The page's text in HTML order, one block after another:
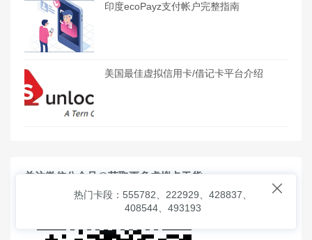
印度ecoPayz支付帐户完整指南
美国最佳虚拟信用卡/借记卡平台介绍
关注微信公众号@获取更多虚拟卡干货

热门卡段：555782、222929、428837、
408544、493193